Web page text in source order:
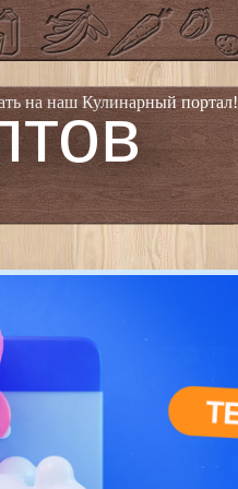
на наш Кулинарный портал!